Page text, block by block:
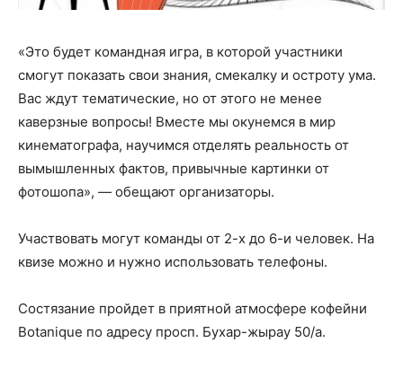
«Это будет командная игра, в которой участники
смогут показать свои знания, смекалку и остроту ума.
Вас ждут тематические, но от этого не менее
каверзные вопросы! Вместе мы окунемся в мир
кинематографа, научимся отделять реальность от
вымышленных фактов, привычные картинки от
фотошопа», — обещают организаторы.
Участвовать могут команды от 2-х до 6-и человек. На
квизе можно и нужно использовать телефоны.
Состязание пройдет в приятной атмосфере кофейни
Botanique по адресу просп. Бухар-жырау 50/а.